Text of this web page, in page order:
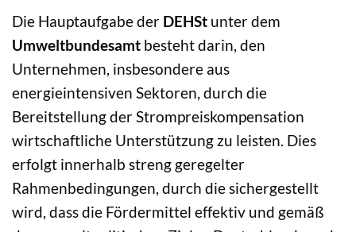
Die Hauptaufgabe der DEHSt unter dem
Umweltbundesamt besteht darin, den
Unternehmen, insbesondere aus
energieintensiven Sektoren, durch die
Bereitstellung der Strompreiskompensation
wirtschaftliche Unterstützung zu leisten. Dies
erfolgt innerhalb streng geregelter
Rahmenbedingungen, durch die sichergestellt
wird, dass die Fördermittel effektiv und gemäß